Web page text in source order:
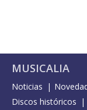
MUSICALIA
Noticias
Discos históricos